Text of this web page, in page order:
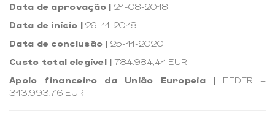
Data de aprovação | 21-08-2018
Data de início |26-11-2018
Data de conclusão | 25-11-2020
Custo total elegível | 784.984,41 EUR
Apoio financeiro da União Europeia | FEDER –
313.993,76 EUR